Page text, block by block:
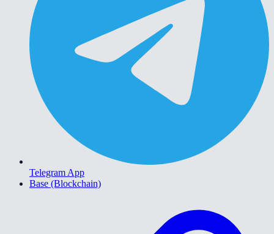
Telegram App
Base (Blockchain)